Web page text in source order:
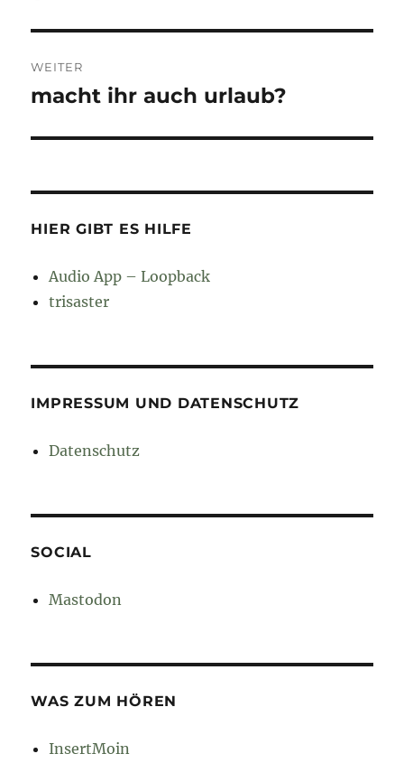
WEITER
Nächster
macht ihr auch urlaub?
HIER GIBT ES HILFE
Audio App – Loopback
trisaster
IMPRESSUM UND DATENSCHUTZ
Datenschutz
SOCIAL
Mastodon
WAS ZUM HÖREN
InsertMoin